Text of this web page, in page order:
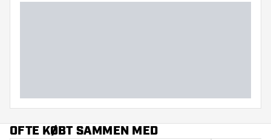
OFTE KØBT SAMMEN MED